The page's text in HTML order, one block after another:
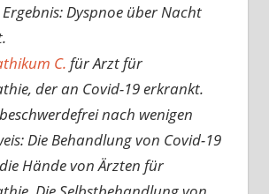
Dyspnoe über Nacht
C. für Arzt für
der an Covid-19 erkrankt.
nach wenigen
Die Behandlung von Covid-19
Hände von Ärzten für